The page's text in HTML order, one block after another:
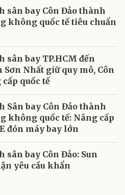
sân bay Côn Đảo thành
không quốc tế tiêu chuẩn
sân bay TP.HCM đến
Sơn Nhất giữ quy mô, Côn
quốc tế
Sân bay Côn Đảo thành
không quốc tế: Nâng cấp
đón máy bay lớn
sân bay Côn Đảo: Sun
yêu cầu khẩn